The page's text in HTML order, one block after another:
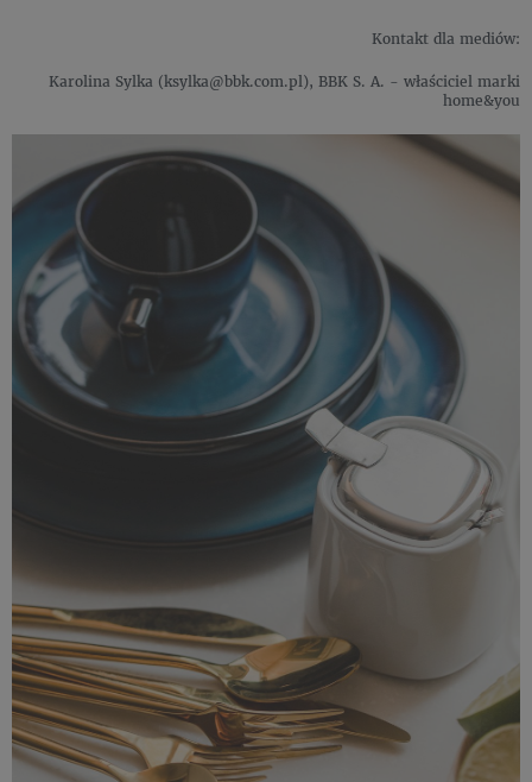
Kontakt dla mediów:
Karolina Sylka (ksylka@bbk.com.pl), BBK S. A. - właściciel marki
home&you